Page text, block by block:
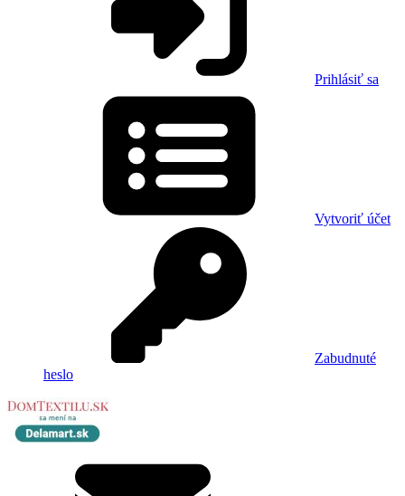
Prihlásiť sa
Vytvoriť účet
Zabudnuté
heslo